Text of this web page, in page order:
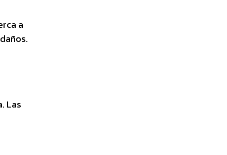
a
Las